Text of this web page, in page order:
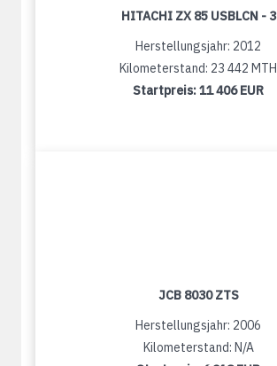
HITACHI ZX 85 USBLCN - 3
Herstellungsjahr: 2012
Kilometerstand: 23 442 MTH
Startpreis:11 406 EUR
JCB 8030 ZTS
Herstellungsjahr: 2006
Kilometerstand: N/A